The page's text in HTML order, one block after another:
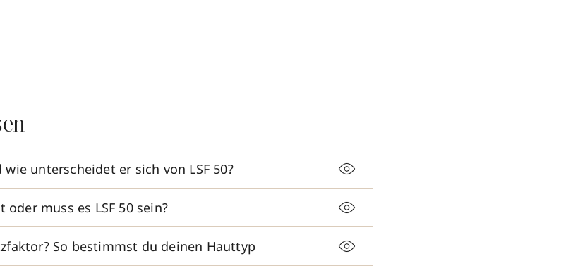
wie unterscheidet er sich von LSF 50?
oder muss es LSF 50 sein?
So bestimmst du deinen Hauttyp